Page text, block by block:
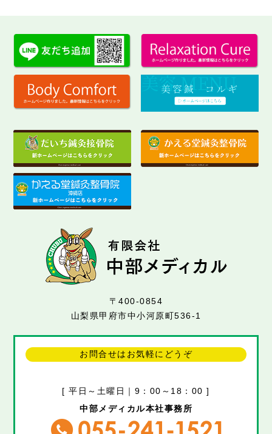
〒400-0854
山梨県甲府市中小河原町536-1
お問合せはお気軽にどうぞ
[ 平日～土曜日｜9：00～18：00 ]
中部メディカル本社事務所